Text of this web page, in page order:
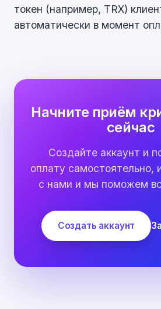
токен (например, TRX)
автоматически в момент
Начните приём
сейчас
Создайте аккаунт и
оплату самостоятельно,
с нами и мы поможем
Создать аккаунт